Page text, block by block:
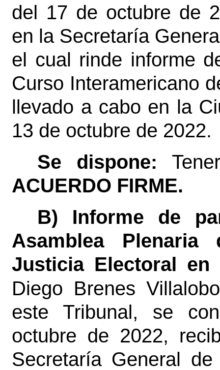
del 17 de octubre de
en la Secretaría
el cual rinde informe
Curso Interamericano
llevado a cabo en la
13 de octubre de 2022.
Se dispone:
ACUERDO FIRME.
B) Informe de
Asamblea
Justicia Electoral en
Diego Brenes
este Tribunal, se
octubre de 2022,
Secretaría General